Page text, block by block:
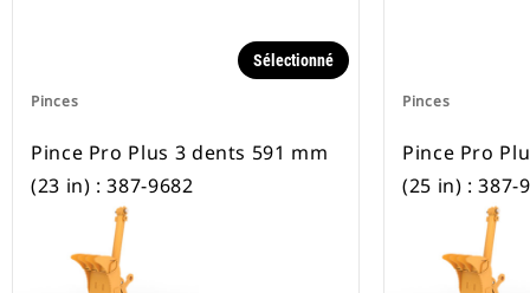
Pinces
Sélectionné
Pince Pro Plus 3 dents 591 mm
(23 in) : 387-9682
Pinces
Pince Pro
(25 in) : 387-